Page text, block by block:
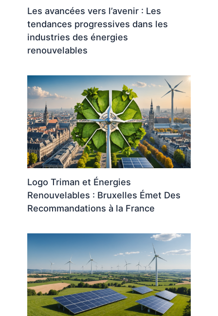
Les avancées vers l’avenir : Les
tendances progressives dans les
industries des énergies
renouvelables
Logo Triman et Énergies
Renouvelables : Bruxelles Émet Des
Recommandations à la France